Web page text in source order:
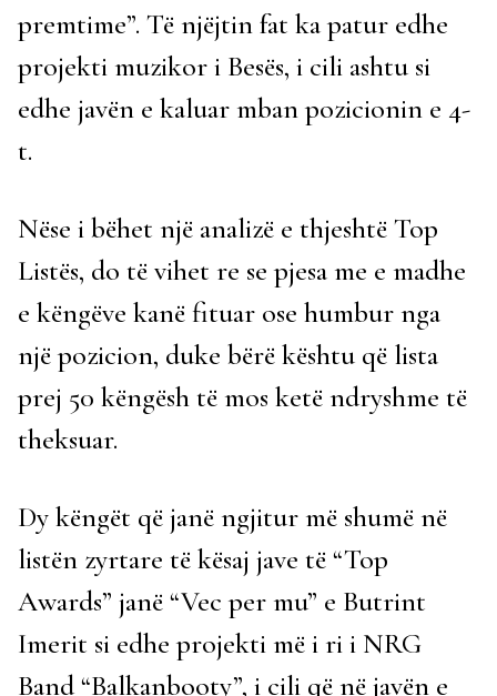
premtime”. Të njëjtin fat ka patur edhe
projekti muzikor i Besës, i cili ashtu si
edhe javën e kaluar mban pozicionin e 4-
t.
Nëse i bëhet një analizë e thjeshtë Top
Listës, do të vihet re se pjesa me e madhe
e këngëve kanë fituar ose humbur nga
një pozicion, duke bërë kështu që lista
prej 50 këngësh të mos ketë ndryshme të
theksuar.
Dy këngët që janë ngjitur më shumë në
listën zyrtare të kësaj jave të “Top
Awards” janë “Vec per mu” e Butrint
Imerit si edhe projekti më i ri i NRG
Band “Balkanbooty”, i cili që në javën e